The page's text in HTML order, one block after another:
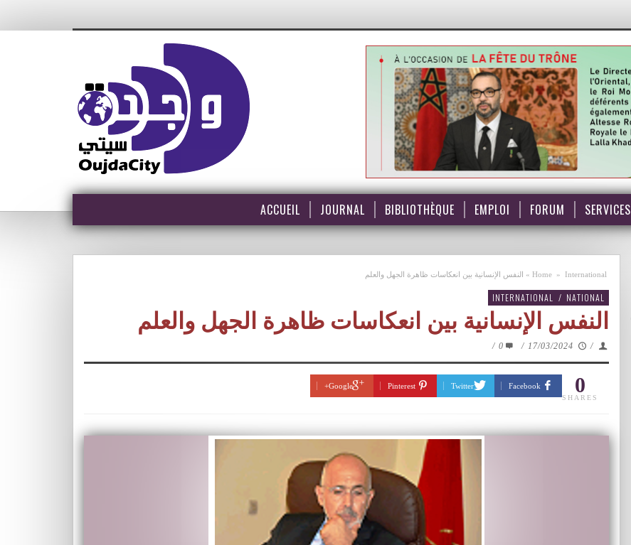
ACCUEIL JOURNAL BIBLIOTHÈQUE EMPLOI FORUM SERVICES
Home » International
» النفس الإنسانية بين انعكاسات ظاهرة الجهل والعلم
INTERNATIONAL / NATIONAL
النفس الإنسانية بين انعكاسات ظاهرة الجهل والعلم
/
17/03/2024
/
0
/
0
SHARES
Facebook
Twitter
Pinterest
Google+